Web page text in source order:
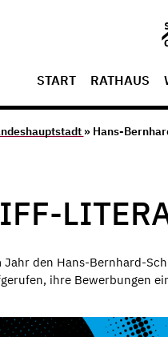
START RATHAUS
» Hans-
den Hans-Bernhard-
ihre Bewerbungen